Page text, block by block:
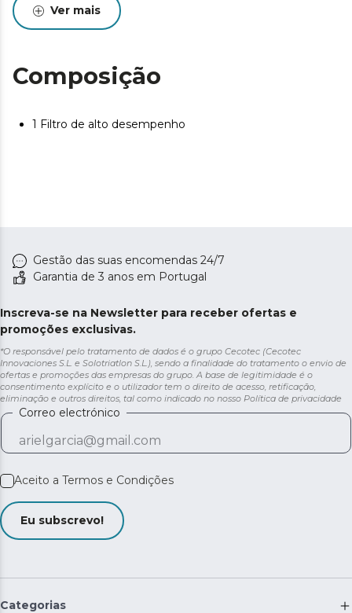
Ver mais
Composição
1 Filtro de alto desempenho
Gestão das suas encomendas 24/7
Garantia de 3 anos em Portugal
Inscreva-se na Newsletter para receber ofertas e
promoções exclusivas.
*O responsável pelo tratamento de dados é o grupo Cecotec (Cecotec
Innovaciones S.L. e Solotriatlon S.L.), sendo a finalidade do tratamento o envio de
ofertas e promoções das empresas do grupo. A base de legitimidade é o
consentimento explícito e o utilizador tem o direito de acesso, retificação,
eliminação e outros direitos, tal como indicado no nosso Política de privacidade
Correo electrónico
Aceito a Termos e Condições
Eu subscrevo!
Categorias